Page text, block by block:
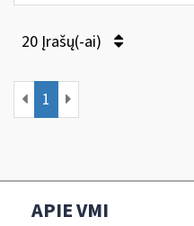
20 Įrašų(-ai)
1
APIE VMI